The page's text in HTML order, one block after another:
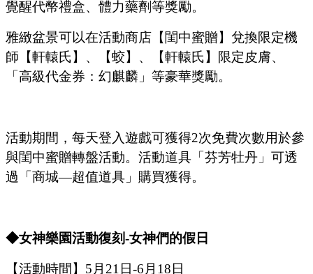
覺醒代幣禮盒、體力藥劑等獎勵。
雅緻盆景可以在活動商店【閨中蜜贈】兌換限定機
師【軒轅氏】、【蛟】、【軒轅氏】限定皮膚、
「 高級代金券：幻麒麟 」 等豪華獎勵。
活動期間，每天登入遊戲可獲得2次免費次數用於參
與閨中蜜贈轉盤活動。活動道具 「芬芳牡丹」 可透
過 「 商城—超值道具 」 購買獲得。
◆女神樂園活動復刻-女神們的假日
【活動時間】 5 月 21 日-6 月 18 日